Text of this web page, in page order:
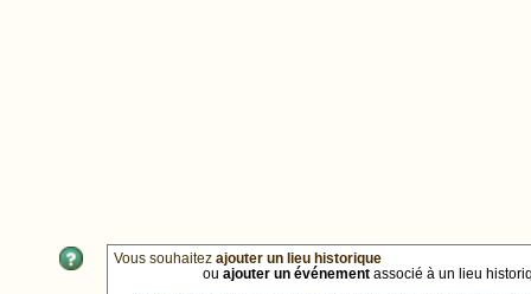
Vous souhaitez ajouter un lieu historique
ou ajouter un événement associé à un lieu